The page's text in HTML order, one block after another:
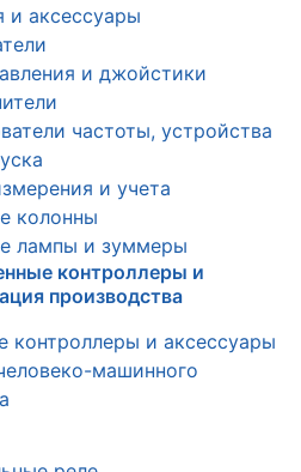
и аксессуары
и джойстики
частоты, устройства
и учета
колонны
лампы и зуммеры
контроллеры и
производства
контроллеры и аксессуары
машинного